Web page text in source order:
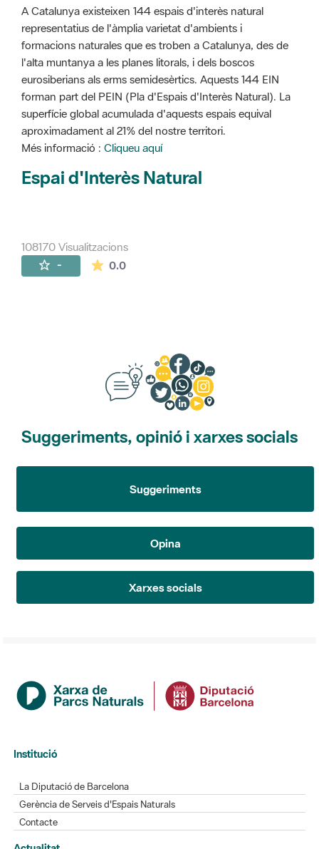
A Catalunya existeixen 144 espais d'interès natural
representatius de l'àmplia varietat d'ambients i
formacions naturales que es troben a Catalunya, des de
l'alta muntanya a les planes litorals, i dels boscos
eurosiberians als erms semidesèrtics. Aquests 144 EIN
forman part del PEIN (Pla d'Espais d'Interès Natural). La
superfície global acumulada d'aquests espais equival
aproximadament al 21% del nostre territori.
Més informació : Cliqueu aquí
Espai d'Interès Natural
108170 Visualitzacions
- 0.0La mitjana de les valoracions és de 0
Suggeriments, opinió i xarxes socials
Suggeriments
Opina
Xarxes socials
Institució
La Diputació de Barcelona
Gerència de Serveis d'Espais Naturals
Contacte